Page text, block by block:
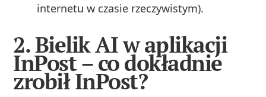
internetu w czasie rzeczywistym).
2. Bielik AI w aplikacji
InPost – co dokładnie
zrobił InPost?